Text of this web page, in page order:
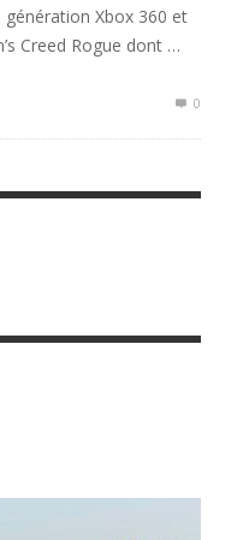
génération Xbox 360 et
Creed Rogue dont …
0